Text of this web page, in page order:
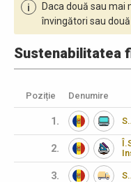
i
Daca două sau
învingători sau
Sustenabilitatea
Poziție Denumire
1.
2.
3.